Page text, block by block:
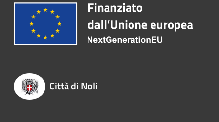
Città di Noli